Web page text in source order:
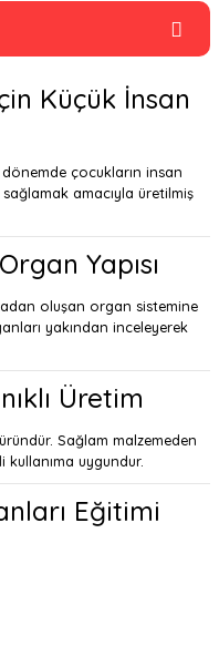
Küçük İnsan
çocukların insan
sağlamak amacıyla üretilmiş
Yapısı
oluşan organ sistemine
yakından inceleyerek
Üretim
Sağlam malzemeden
uygundur.
Eğitimi